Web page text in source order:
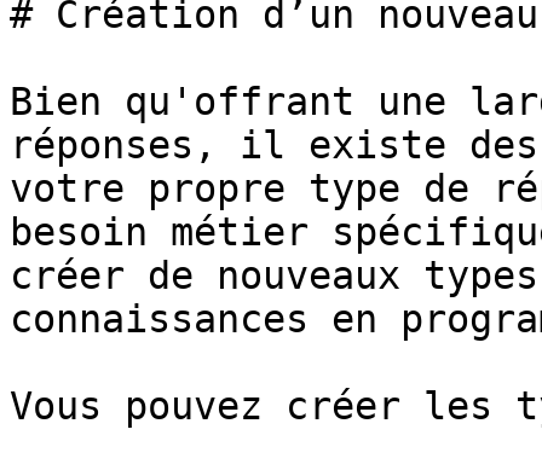
# Création d’un
Bien qu'offrant une
réponses, il existe
votre propre type de
besoin métier
créer de nouveaux
connaissances en
Vous pouvez créer les